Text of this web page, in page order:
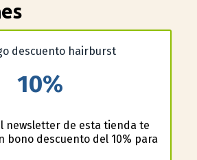
10%
newsletter de esta tienda te
bono descuento del 10% para